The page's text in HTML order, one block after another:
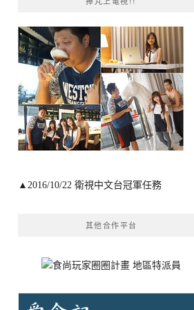
▲2016/10/22 衛視中文台冠軍任務
其他合作平台